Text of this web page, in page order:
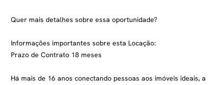
Quer mais detalhes sobre essa oportunidade?
Informações importantes sobre esta Locação:
Prazo de Contrato 18 meses
Há mais de 16 anos conectando pessoas aos imóveis ideais, a